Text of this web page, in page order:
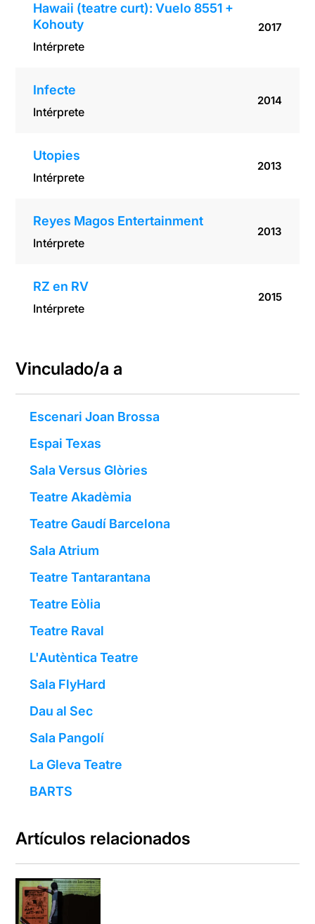
Hawaii (teatre curt): Vuelo 8551 +
Kohouty
Intérprete
2017
Infecte
Intérprete
2014
Utopies
Intérprete
2013
Reyes Magos Entertainment
Intérprete
2013
RZ en RV
Intérprete
2015
Vinculado/a a
Escenari Joan Brossa
Espai Texas
Sala Versus Glòries
Teatre Akadèmia
Teatre Gaudí Barcelona
Sala Atrium
Teatre Tantarantana
Teatre Eòlia
Teatre Raval
L'Autèntica Teatre
Sala FlyHard
Dau al Sec
Sala Pangolí
La Gleva Teatre
BARTS
Artículos relacionados